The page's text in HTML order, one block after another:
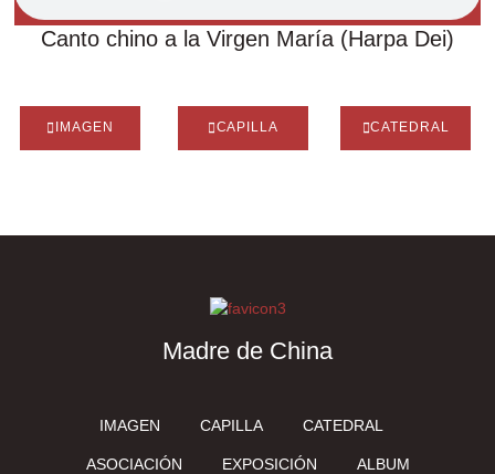
Canto chino a la Virgen María (Harpa Dei)
IMAGEN CAPILLA CATEDRAL
Madre de China
IMAGEN CAPILLA CATEDRAL
ASOCIACIÓN EXPOSICIÓN ALBUM